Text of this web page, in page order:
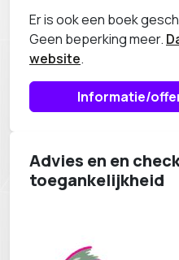
Er is ook een boek
Geen beperking meer.
website.
Informatie/
Advies en en
toegankelijkheid